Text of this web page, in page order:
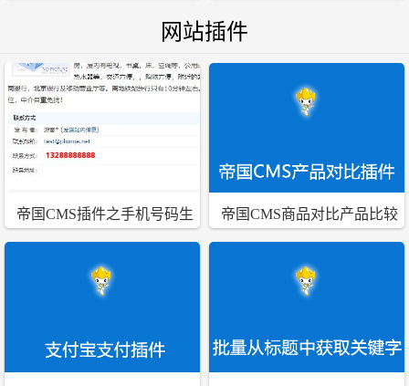
网站插件
帝国CMS插件之手机号码生
成图片格式插件
帝国CMS商品对比产品比较
插件